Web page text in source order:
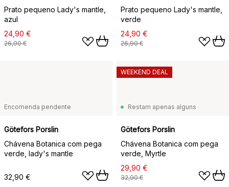
Prato pequeno Lady's mantle,
azul
24,90 €
26,90 €
Prato pequeno Lady's mantle,
verde
24,90 €
26,90 €
Encomenda pendente
Götefors Porslin
Chávena Botanica com pega
verde, lady's mantle
32,90 €
Restam apenas alguns
Götefors Porslin
Chávena Botanica com pega
verde, Myrtle
29,90 €
32,90 €
WEEKEND DEAL